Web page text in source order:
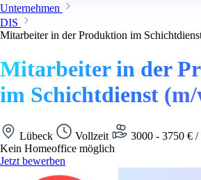
Unternehmen
DIS
Mitarbeiter in der Produktion im
Mitarbeiter in der
im Schichtdienst
Lübeck Vollzeit
3000 - 3750 € /
Kein Homeoffice möglich
Jetzt bewerben